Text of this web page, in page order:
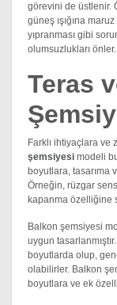
görevini de üstlenir.
güneş ışığına
yıpranması gibi
olumsuzlukları önler.
Teras
Farklı ihtiyaçlara
şemsiyesi modeli
boyutlara, tasarıma
Örneğin, rüzgar
kapanma özelliğine
Balkon şemsiyesi
uygun
boyutlarda olup,
olabilirler. Balkon
boyutlara ve ek